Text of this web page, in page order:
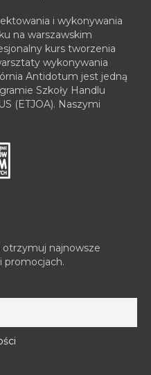
i wykonywania
na warszawskim
kurs tworzenia
wykonywania
Antidotum jest jedną
Szkoły Handlu
(ETJOA). Naszymi
otrzymuj najnowsze
promocjach.